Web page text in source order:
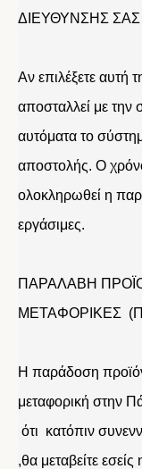
ΔΙΕΥΘΥΝΣΗΣ ΣΑΣ
Αν επιλέξετε αυτή
αποσταλλεί με την
αυτόματα το
αποστολής. Ο
ολοκληρωθεί η
εργάσιμες.
ΠΑΡΑΛΑΒΗ
ΜΕΤΑΦΟΡΙΚΕΣ
Η παράδοση
μεταφορική στην
ότι κατόπιν
,θα μεταβείτε